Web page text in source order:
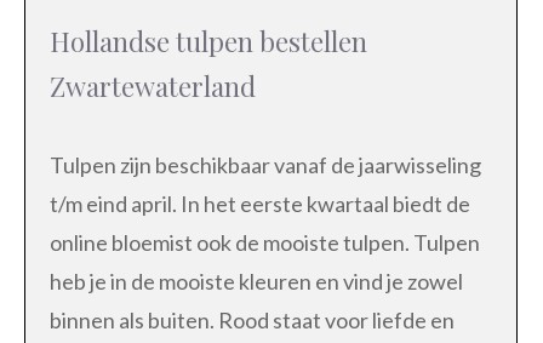
Hollandse tulpen bestellen
Zwartewaterland
Tulpen zijn beschikbaar vanaf de jaarwisseling
t/m eind april. In het eerste kwartaal biedt de
online bloemist ook de mooiste tulpen. Tulpen
heb je in de mooiste kleuren en vind je zowel
binnen als buiten. Rood staat voor liefde en